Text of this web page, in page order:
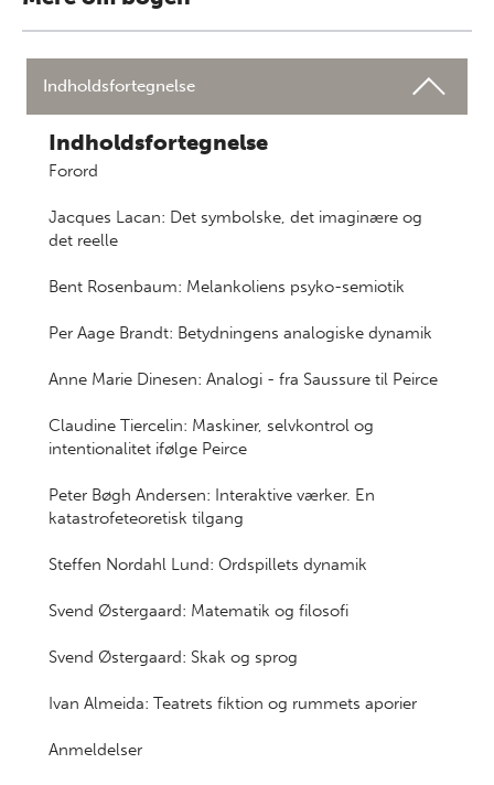
Indholdsfortegnelse
Indholdsfortegnelse
Forord
Jacques Lacan: Det symbolske, det imaginære og
det reelle
Bent Rosenbaum: Melankoliens psyko-semiotik
Per Aage Brandt: Betydningens analogiske dynamik
Anne Marie Dinesen: Analogi - fra Saussure til Peirce
Claudine Tiercelin: Maskiner, selvkontrol og
intentionalitet ifølge Peirce
Peter Bøgh Andersen: Interaktive værker. En
katastrofeteoretisk tilgang
Steffen Nordahl Lund: Ordspillets dynamik
Svend Østergaard: Matematik og filosofi
Svend Østergaard: Skak og sprog
Ivan Almeida: Teatrets fiktion og rummets aporier
Anmeldelser